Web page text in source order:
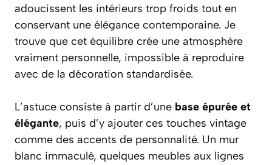
adoucissent les intérieurs trop froids tout en
conservant une élégance contemporaine. Je
trouve que cet équilibre crée une atmosphère
vraiment personnelle, impossible à reproduire
avec de la décoration standardisée.
L’astuce consiste à partir d’une base épurée et
élégante, puis d’y ajouter ces touches vintage
comme des accents de personnalité. Un mur
blanc immaculé, quelques meubles aux lignes